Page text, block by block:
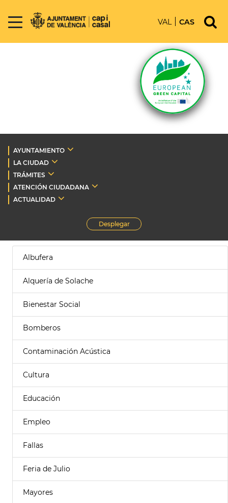
VAL CAS
AYUNTAMIENTO
LA CIUDAD
TRÁMITES
ATENCIÓN CIUDADANA
ACTUALIDAD
Desplegar
Albufera
Alquería de Solache
Bienestar Social
Bomberos
Contaminación Acústica
Cultura
Educación
Empleo
Fallas
Feria de Julio
Mayores